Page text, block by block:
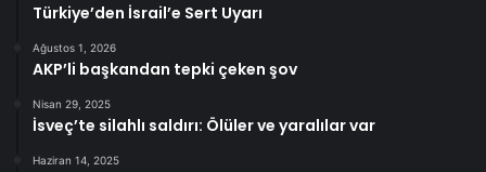
Türkiye’den İsrail’e Sert Uyarı
Ağustos 1, 2026
AKP’li başkandan tepki çeken şov
Nisan 29, 2025
İsveç’te silahlı saldırı: Ölüler ve yaralılar var
Haziran 14, 2025